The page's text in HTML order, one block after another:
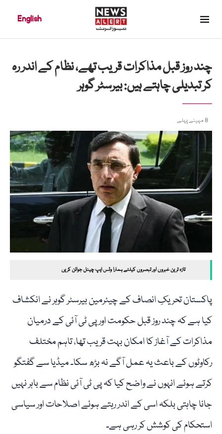
English
چند روز قبل مذاکرات قریب تھے، نظام کے اندر رہ
کر تبدیلی چاہتے ہیں: بیرسٹر گوہر
8 مہینے پہلے
تازہ ترین خبروں اور تبصروں کیلئے ہمارا وٹس ایپ چینل جوائن کریں
پاکستان تحریکِ انصاف کے چیئرمین بیرسٹر گوہر نے انکشاف
کیا ہے کہ چند روز قبل حکومت اور پی ٹی آئی کے درمیان
مذاکرات کے آغاز کا امکان بہت قریب تھا، تاہم مختلف
رکاوٹوں کے باعث یہ عمل آگے نہ بڑھ سکا۔ میڈیا سے گفتگو
کرتے ہوئے انہوں نے واضح کیا کہ پی ٹی آئی نظام سے باہر نہیں
جانا چاہتی بلکہ اسی کے اندر رہتے ہوئے اصلاحات اور سیاسی
استحکام کی کوشش کر رہی ہے۔